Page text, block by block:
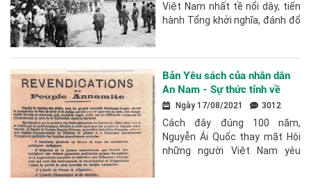
Việt Nam nhất tề nổi dậy, tiến
hành Tổng khởi nghĩa, đánh đổ
dân,...
Bản Yêu sách của nhân dân
An Nam - Sự thức tỉnh về
quyền dân tộc cơ bản của
nhân dân Việt Nam và hiện
thực lịch sử
Ngày 17/08/2021 3012
Cách đây đúng 100 năm,
Nguyễn Ái Quốc thay mặt Hội
những người Việt Nam yêu